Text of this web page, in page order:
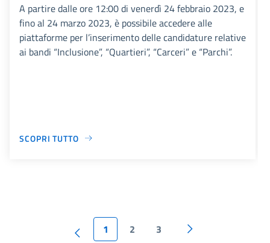
A partire dalle ore 12:00 di venerdì 24 febbraio 2023, e
fino al 24 marzo 2023, è possibile accedere alle
piattaforme per l’inserimento delle candidature relative
ai bandi “Inclusione”, “Quartieri”, “Carceri” e “Parchi”.
SCOPRI TUTTO
1 2 3